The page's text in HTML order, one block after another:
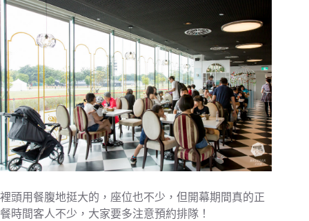
裡頭用餐腹地挺大的，座位也不少，但開幕期間真的正
餐時間客人不少，大家要多注意預約排隊！